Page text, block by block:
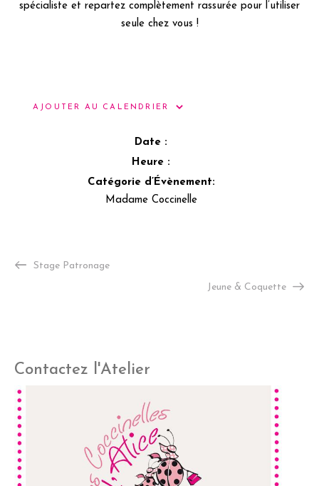
spécialiste et repartez complètement rassurée pour l’utiliser
seule chez vous !
AJOUTER AU CALENDRIER
Date :
Heure :
Catégorie d’Évènement:
Madame Coccinelle
Stage Patronage
Jeune & Coquette
Contactez l'Atelier